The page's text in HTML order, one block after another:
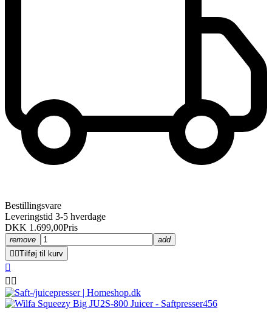
Bestillingsvare
Leveringstid 3-5 hverdage
DKK 1.699,00Pris
remove
add
 Tilføj til kurv

 